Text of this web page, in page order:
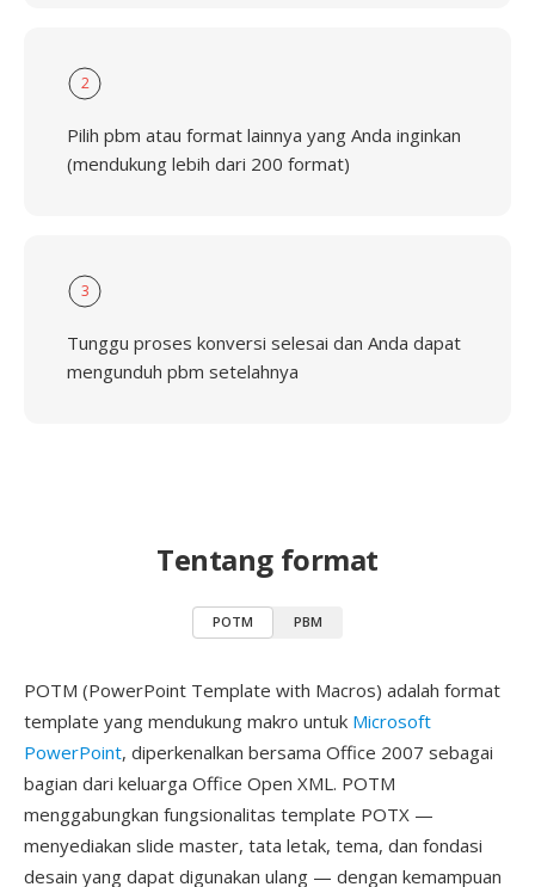
2
Pilih pbm atau format lainnya yang Anda inginkan
(mendukung lebih dari 200 format)
3
Tunggu proses konversi selesai dan Anda dapat
mengunduh pbm setelahnya
Tentang format
POTM PBM
POTM (PowerPoint Template with Macros) adalah format
template yang mendukung makro untuk Microsoft
PowerPoint, diperkenalkan bersama Office 2007 sebagai
bagian dari keluarga Office Open XML. POTM
menggabungkan fungsionalitas template POTX —
menyediakan slide master, tata letak, tema, dan fondasi
desain yang dapat digunakan ulang — dengan kemampuan